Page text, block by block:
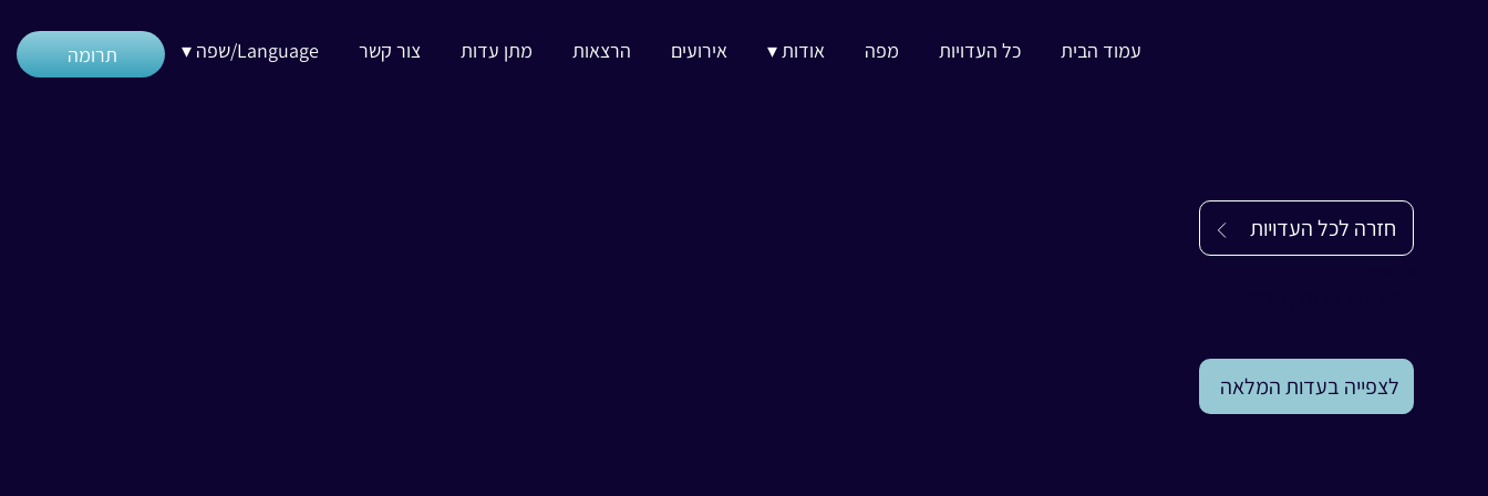
תרומה עמוד הבית כל העדויות מפה אודות ▾ אירועים הרצאות מתן עדות צור קשר Language/שפה ▾
חזרה לכל העדויות
לצפייה בעדות המלאה